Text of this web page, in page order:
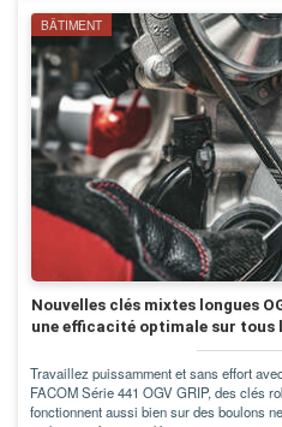
BÂTIMENT
Nouvelles clés mixtes longues
une efficacité optimale sur tous
Travaillez puissamment et sans effort
FACOM Série 441 OGV GRIP, des clés
fonctionnent aussi bien sur des boulons